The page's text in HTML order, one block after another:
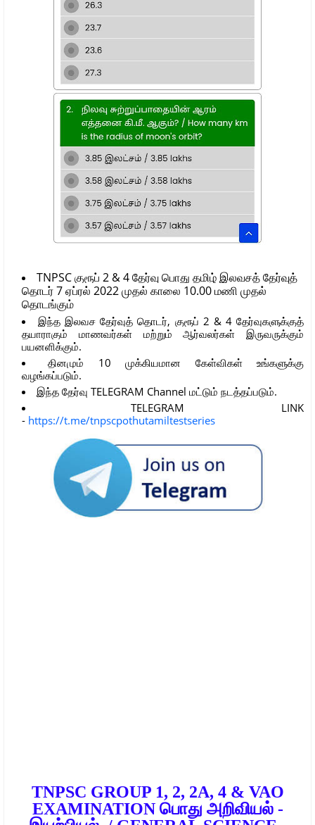
TNPSC குரூப் 2 & 4 தேர்வு பொது தமிழ் இலவசத் தேர்வுத்
தொடர் 7 ஏப்ரல் 2022 முதல் காலை 10.00 மணி முதல்
தொடங்கும்
இந்த இலவச தேர்வுத் தொடர், குரூப் 2 & 4 தேர்வுகளுக்குத்
தயாராகும் மாணவர்கள் மற்றும் ஆர்வலர்கள் இருவருக்கும்
பயனளிக்கும்.
தினமும் 10 முக்கியமான கேள்விகள் உங்களுக்கு
வழங்கப்படும்.
இந்த தேர்வு TELEGRAM Channel மட்டும் நடத்தப்படும்.
TELEGRAM LINK
- https://t.me/tnpscpothutamiltestseries
TNPSC GROUP 1, 2, 2A, 4 & VAO
EXAMINATION பொது அறிவியல் -